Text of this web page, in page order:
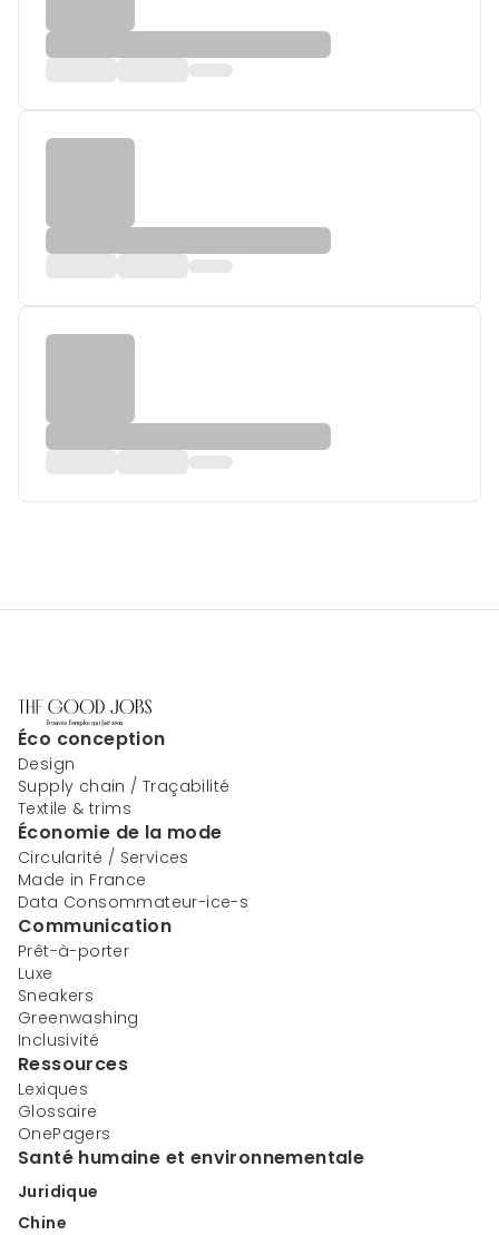
Éco conception
Design
Supply chain / Traçabilité
Textile & trims
Économie de la mode
Circularité / Services
Made in France
Data Consommateur-ice-s
Communication
Prêt-à-porter
Luxe
Sneakers
Greenwashing
Inclusivité
Ressources
Lexiques
Glossaire
OnePagers
Santé humaine et environnementale
Juridique
Chine